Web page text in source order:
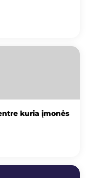
kuria įmonės